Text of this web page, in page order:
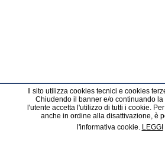
Il sito utilizza cookies tecnici e cookies
Chiudendo il banner e/o continuando
l'utente accetta l'utilizzo di tutti i cookie.
anche in ordine alla disattivazione, è
l'informativa cookie. LEGGI